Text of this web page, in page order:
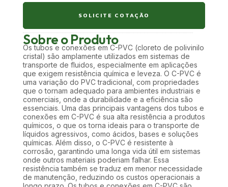
SOLICITE COTAÇÃO
Sobre o Produto
Os tubos e conexões em C-PVC (cloreto de polivinilo
cristal) são amplamente utilizados em sistemas de
transporte de fluidos, especialmente em aplicações
que exigem resistência química e leveza. O C-PVC é
uma variação do PVC tradicional, com propriedades
que o tornam adequado para ambientes industriais e
comerciais, onde a durabilidade e a eficiência são
essenciais. Uma das principais vantagens dos tubos e
conexões em C-PVC é sua alta resistência a produtos
químicos, o que os torna ideais para o transporte de
líquidos agressivos, como ácidos, bases e soluções
químicas. Além disso, o C-PVC é resistente à
corrosão, garantindo uma longa vida útil em sistemas
onde outros materiais poderiam falhar. Essa
resistência também se traduz em menor necessidade
de manutenção, reduzindo os custos operacionais a